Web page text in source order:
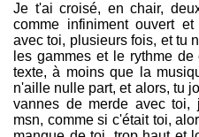
Je t'ai croisé, en chair,
comme infiniment ouvert
avec toi, plusieurs fois, et tu
les gammes et le rythme
texte, à moins que la
n'aille nulle part, et alors, tu
vannes de merde avec toi,
msn, comme si c'était toi,